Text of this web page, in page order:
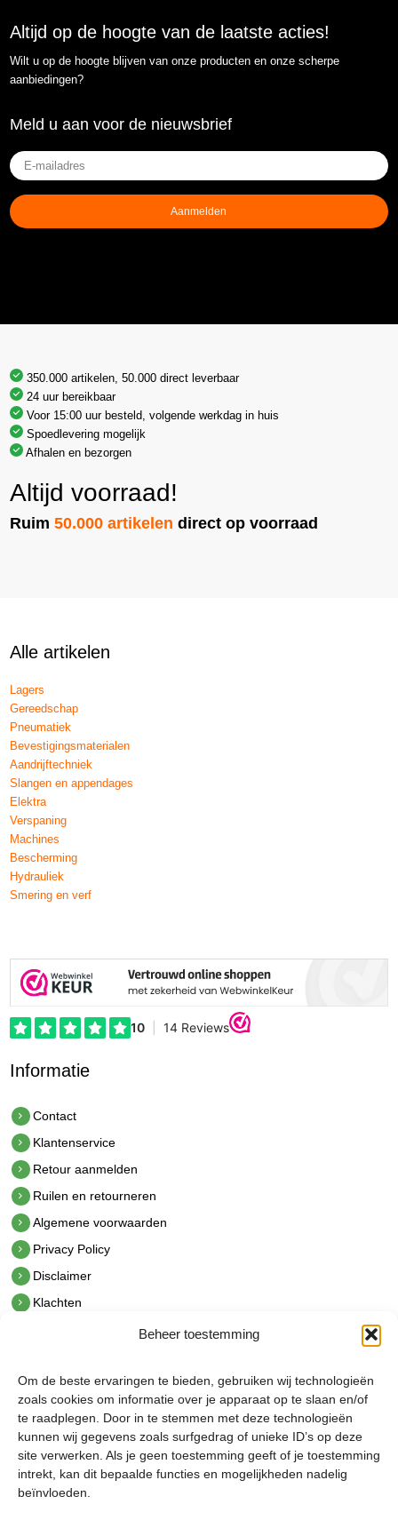
Beheer toestemming
Om de beste ervaringen te bieden, gebruiken wij technologieën
zoals cookies om informatie over je apparaat op te slaan en/of
te raadplegen. Door in te stemmen met deze technologieën
kunnen wij gegevens zoals surfgedrag of unieke ID’s op deze
site verwerken. Als je geen toestemming geeft of je toestemming
intrekt, kan dit bepaalde functies en mogelijkheden nadelig
beïnvloeden.
Altijd op de hoogte van de laatste acties!
Wilt u op de hoogte blijven van onze producten en onze scherpe
aanbiedingen?
Meld u aan voor de nieuwsbrief
E-
mailadres(Vereist)
Aanmelden
350.000 artikelen, 50.000 direct leverbaar
24 uur bereikbaar
Voor 15:00 uur besteld, volgende werkdag in huis
Spoedlevering mogelijk
Afhalen en bezorgen
Altijd voorraad!
Ruim50.000 artikelen direct op voorraad
Alle artikelen
Lagers
Gereedschap
Pneumatiek
Bevestigingsmaterialen
Aandrijftechniek
Slangen en appendages
Elektra
Verspaning
Machines
Bescherming
Hydrauliek
Smering en verf
Informatie
Contact
Klantenservice
Retour aanmelden
Ruilen en retourneren
Algemene voorwaarden
Privacy Policy
Disclaimer
Klachten
hetindustriehuis B.V.
De Hoek 1 1601 MR Enkhuizen
t.0228 53 00 40
e.info@hetindustriehuis.com
KVK 51483904
BTW NL850044522B01